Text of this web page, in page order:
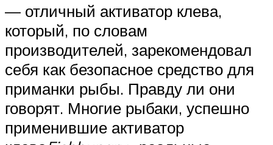
— отличный активатор клева,
который, по словам
производителей, зарекомендовал
себя как безопасное средство для
приманки рыбы. Правду ли они
говорят. Многие рыбаки, успешно
применившие активатор